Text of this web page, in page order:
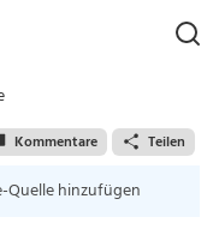
Kommentare Teilen
Quelle hinzufügen